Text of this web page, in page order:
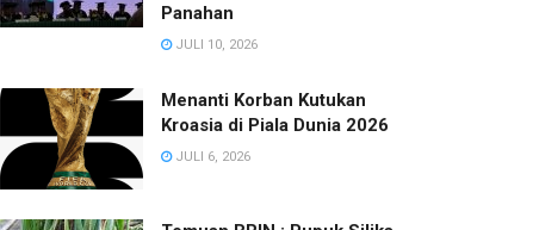
Panahan
JULI 10, 2026
Menanti Korban Kutukan
Kroasia di Piala Dunia 2026
JULI 6, 2026